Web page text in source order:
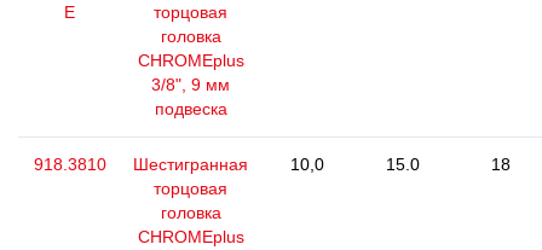
E
торцовая
головка
CHROMEplus
3/8", 9 мм
подвеска
918.3810
Шестигранная
торцовая
головка
CHROMEplus
10,0 15.0 18